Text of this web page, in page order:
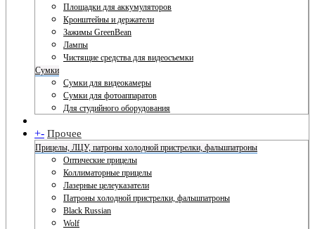
Площадки для аккумуляторов
Кронштейны и держатели
Зажимы GreenBean
Лампы
Чистящие средства для видеосъемки
Сумки
Сумки для видеокамеры
Сумки для фотоаппаратов
Для студийного оборудования
+- Прочее
Прицелы, ЛЦУ, патроны холодной пристрелки, фальшпатроны
Оптические прицелы
Коллиматорные прицелы
Лазерные целеуказатели
Патроны холодной пристрелки, фальшпатроны
Black Russian
Wolf